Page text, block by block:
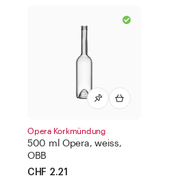
Opera Korkmündung
500 ml Opera, weiss,
OBB
CHF 2.21